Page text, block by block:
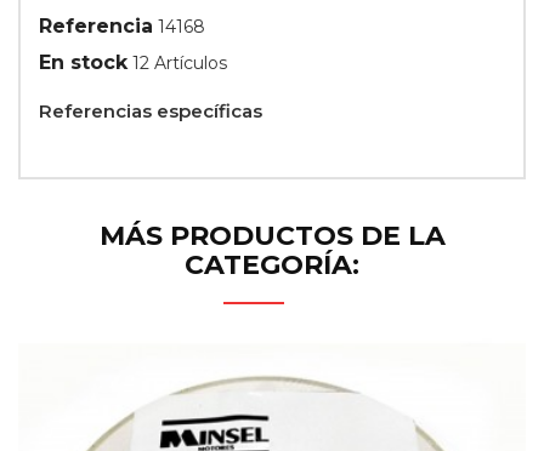
Referencia 14168
En stock 12 Artículos
Referencias específicas
MÁS PRODUCTOS DE LA
CATEGORÍA: